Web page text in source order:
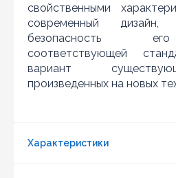
свойственными
современный дизайн,
безопасность
соответствующей
вариант
произведенных на новых
Характеристики